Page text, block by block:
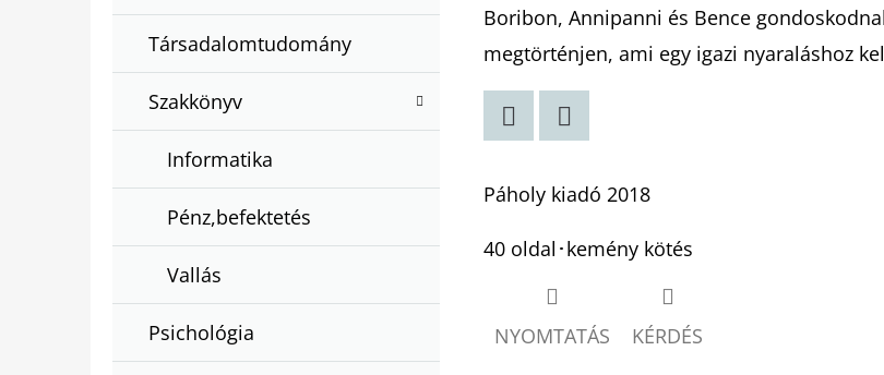
Társadalomtudomány
Szakkönyv
Informatika
Pénz,befektetés
Vallás
Psichológia
5-
ből
0,0
csillag.
Boribon, Annipanni és Bence
megtörténjen, ami egy igazi nyaraláshoz
Páholy kiadó 2018
40 oldal･kemény kötés
NYOMTATÁS KÉRDÉS